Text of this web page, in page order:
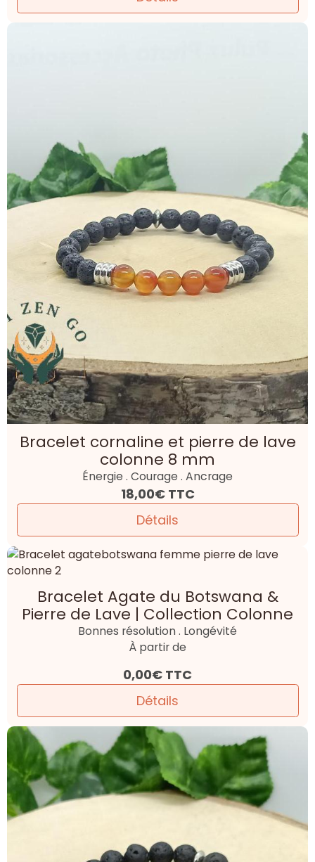
Bracelet cornaline et pierre de lave
colonne 8 mm
Énergie . Courage . Ancrage
18,00€ TTC
Détails
Bracelet Agate du Botswana &
Pierre de Lave | Collection Colonne
Bonnes résolution . Longévité
À partir de
0,00€ TTC
Détails